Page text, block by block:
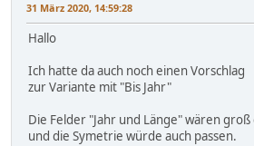
31 März 2020, 14:59:28
Hallo
Ich hatte da auch noch einen Vorschlag
zur Variante mit "Bis Jahr"
Die Felder "Jahr und Länge" wären groß
und die Symetrie würde auch passen.